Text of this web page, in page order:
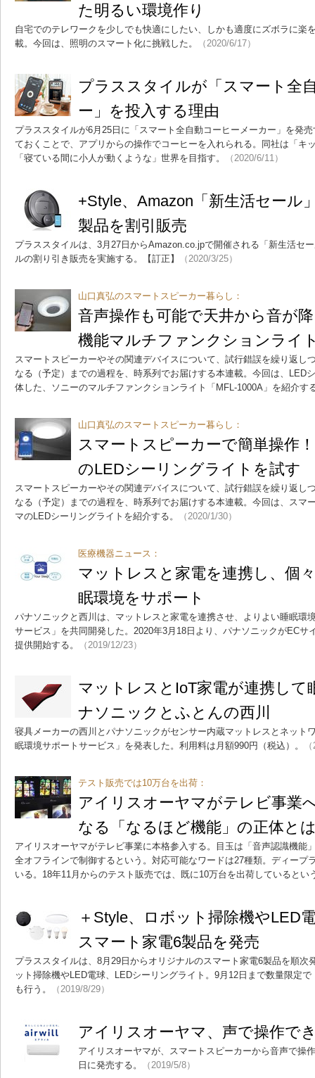
た明るい環境作り
自宅でのテレワークを少しでも快適にしたい、しかも適度にズボラに
載。今回は、照明のスマート化に挑戦した。
（2020/6/17）
プラススタイルが「スマート全
ー」を投入する理由
プラススタイルが6月25日に「スマート全自動コーヒーメーカー」を発
ておくことで、アプリからの操作でコーヒーを入れられる。同社は「キ
「寝ている間に小人が動くような」世界を目指す。
（2020/6/11）
+Style、Amazon「新生活セール
製品を割引販売
プラススタイルは、3月27日からAmazon.co.jpで開催される「新生活セ
ルの割り引き販売を実施する。【訂正】
（2020/3/25）
山口真弘のスマートスピーカー暮らし：
音声操作も可能で天井から音が
機能マルチファンクションライ
スマートスピーカーやその関連デバイスについて、試行錯誤を繰り返し
なる（予定）までの過程を、時系列でお届けする本連載。今回は、LED
体した、ソニーのマルチファンクションライト「MFL-1000A」を紹介す
山口真弘のスマートスピーカー暮らし：
スマートスピーカーで簡単操作
のLEDシーリングライトを試す
スマートスピーカーやその関連デバイスについて、試行錯誤を繰り返し
なる（予定）までの過程を、時系列でお届けする本連載。今回は、スマ
マのLEDシーリングライトを紹介する。
（2020/1/30）
医療機器ニュース：
マットレスと家電を連携し、個
眠環境をサポート
パナソニックと西川は、マットレスと家電を連携させ、よりよい睡眠環
サービス」を共同開発した。2020年3月18日より、パナソニックがECサ
提供開始する。
（2019/12/23）
マットレスとIoT家電が連携して
ナソニックとふとんの西川
寝具メーカーの西川とパナソニックがセンサー内蔵マットレスとネット
眠環境サポートサービス」を発表した。利用料は月額990円（税込）。
テスト販売では10万台を出荷：
アイリスオーヤマがテレビ事業
なる「なるほど機能」の正体と
アイリスオーヤマがテレビ事業に本格参入する。目玉は「音声認識機能
全オフラインで制御するという。対応可能なワードは27種類。ディープ
いる。18年11月からのテスト販売では、既に10万台を出荷しているとい
＋Style、ロボット掃除機やLED
スマート家電6製品を発売
プラススタイルは、8月29日からオリジナルのスマート家電6製品を順次
ット掃除機やLED電球、LEDシーリングライト。9月12日まで数量限定
も行う。
（2019/8/29）
アイリスオーヤマ、声で操作で
アイリスオーヤマが、スマートスピーカーから音声で操
日に発売する。
（2019/5/8）